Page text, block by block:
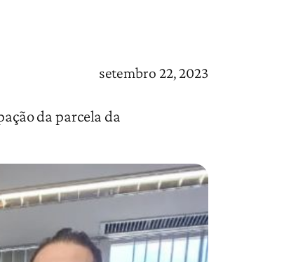
setembro 22, 2023
da parcela da